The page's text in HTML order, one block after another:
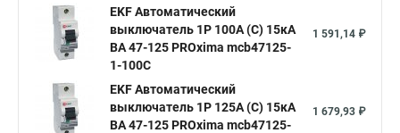
EKF Автоматический
выключатель 1P 100А (C) 15кА
ВА 47-125 PROxima mcb47125-
1-100C
1 591,14 ₽
EKF Автоматический
выключатель 1P 125А (C) 15кА
ВА 47-125 PROxima mcb47125-
1 679,93 ₽